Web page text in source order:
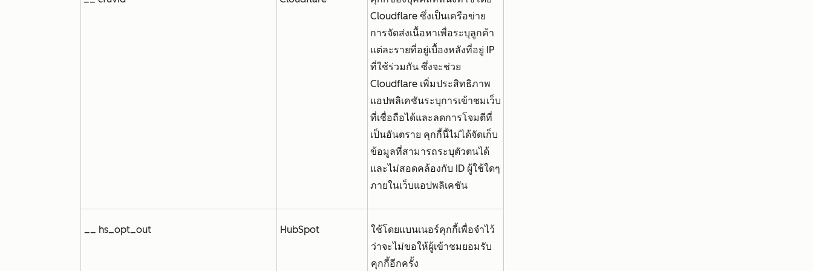
Cloudflare ซึ่งเป็นเครือข่าย
การจัดส่งเนื้อหาเพื่อระบุลูกค้า
แต่ละรายที่อยู่เบื้องหลังที่อยู่ IP
ที่ใช้ร่วมกัน ซึ่งจะช่วย
Cloudflare เพิ่มประสิทธิภาพ
แอปพลิเคชันระบุการเข้าชมเว็บ
ที่เชื่อถือได้และลดการโจมตีที่
เป็นอันตราย คุกกี้นี้ไม่ได้จัดเก็บ
ข้อมูลที่สามารถระบุตัวตนได้
และไม่สอดคล้องกับ ID ผู้ใช้ใดๆ
ภายในเว็บแอปพลิเคชัน
__ hs_opt_out HubSpot
ใช้โดยแบนเนอร์คุกกี้เพื่อจำไว้
ว่าจะไม่ขอให้ผู้เข้าชมยอมรับ
คุกกี้อีกครั้ง